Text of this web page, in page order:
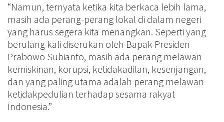
“Namun, ternyata ketika kita berkaca lebih lama,
masih ada perang-perang lokal di dalam negeri
yang harus segera kita menangkan. Seperti yang
berulang kali diserukan oleh Bapak Presiden
Prabowo Subianto, masih ada perang melawan
kemiskinan, korupsi, ketidakadilan, kesenjangan,
dan yang paling utama adalah perang melawan
ketidakpedulian terhadap sesama rakyat
Indonesia.”